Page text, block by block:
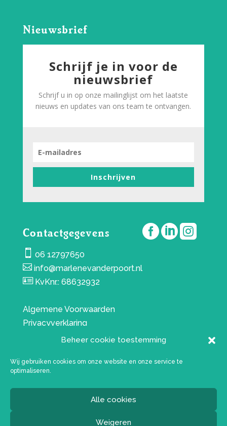
Beheer cookie toestemming
Wij gebruiken cookies om onze website en onze service te
optimaliseren.
Alle cookies
Weigeren
Nieuwsbrief
Schrijf je in voor de
nieuwsbrief
Schrijf u in op onze mailinglijst om het laatste
nieuws en updates van ons team te ontvangen.
Inschrijven
Contactgegevens
 06 12797650
 info@marlenevanderpoort.nl
KvKnr.: 68632932
Algemene Voorwaarden
Privacyverklaring
 
WensWebdesign
copyright © Marlene van der